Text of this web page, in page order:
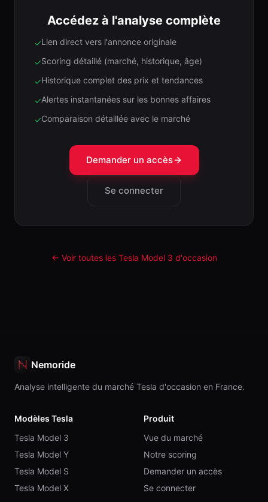
Accédez à l'analyse complète
✓Lien direct vers l'annonce originale
✓Scoring détaillé (marché, historique, âge)
✓Historique complet des prix et tendances
✓Alertes instantanées sur les bonnes affaires
✓Comparaison détaillée avec le marché
Demander un accès
Se connecter
← Voir toutes les Tesla Model 3 d'occasion
Nemoride
Analyse intelligente du marché Tesla d'occasion en France.
Modèles Tesla
Tesla Model 3
Tesla Model Y
Tesla Model S
Tesla Model X
Produit
Vue du marché
Notre scoring
Demander un accès
Se connecter